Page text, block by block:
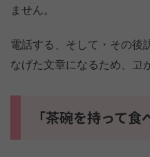
ません。
電話する、そして・その後
なげた文章になるため、고
「茶碗を持って